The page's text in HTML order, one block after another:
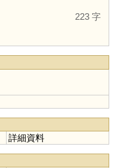
223 字
詳細資料